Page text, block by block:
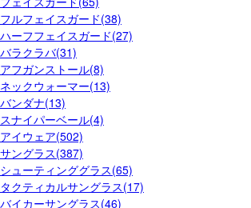
フルフェイスガード(38)
ハーフフェイスガード(27)
バラクラバ(31)
アフガンストール(8)
ネックウォーマー(13)
バンダナ(13)
スナイパーベール(4)
アイウェア(502)
サングラス(387)
シューティンググラス(65)
タクティカルサングラス(17)
バイカーサングラス(46)